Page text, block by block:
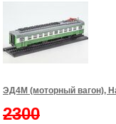
ЭД4М (моторный вагон),
2300